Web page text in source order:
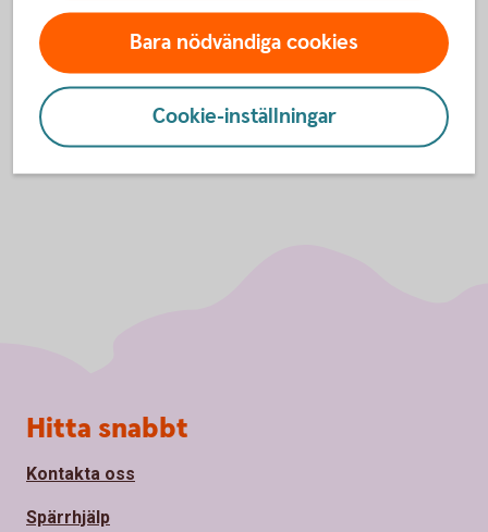
Stockholmsbörsen
Bara nödvändiga cookies
Cookie-inställningar
Sidfot
Hitta snabbt
Kontakta oss
Spärrhjälp